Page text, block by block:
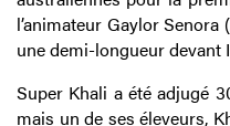
l’animateur Gaylor
une demi-longueur devant
Super Khali a été adjugé
mais un de ses éleveurs,